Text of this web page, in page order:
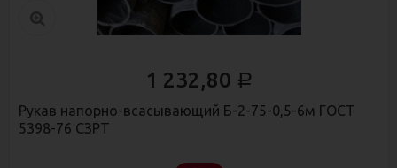
1 232,80 Р
Рукав напорно-всасывающий Б-2-75-0,5-6м ГОСТ
5398-76 СЗРТ